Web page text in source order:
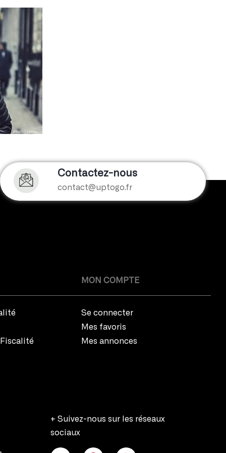
Contactez-nous
contact@uptogo.fr
MON COMPTE
Se connecter
Mes favoris
Mes annonces
+ Suivez-nous sur les réseaux
sociaux